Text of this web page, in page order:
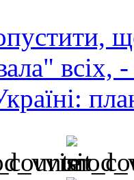
всіх,